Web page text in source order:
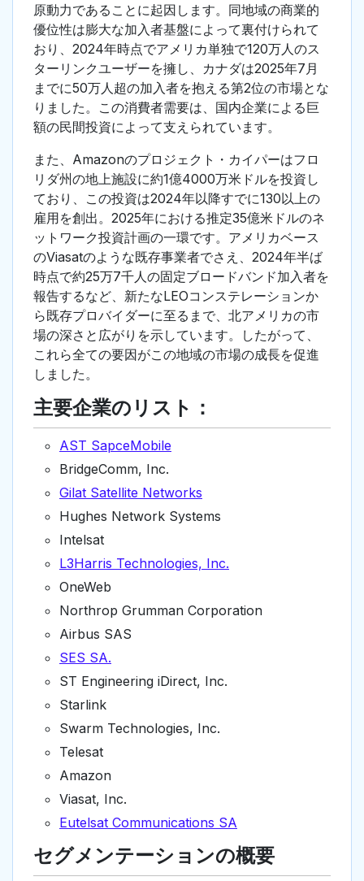
原動力であることに起因します。同地域の商業的
優位性は膨大な加入者基盤によって裏付けられて
おり、2024年時点でアメリカ単独で120万人のス
ターリンクユーザーを擁し、カナダは2025年7月
までに50万人超の加入者を抱える第2位の市場とな
りました。この消費者需要は、国内企業による巨
額の民間投資によって支えられています。
また、Amazonのプロジェクト・カイパーはフロ
リダ州の地上施設に約1億4000万米ドルを投資し
ており、この投資は2024年以降すでに130以上の
雇用を創出。2025年における推定35億米ドルのネ
ットワーク投資計画の一環です。アメリカベース
のViasatのような既存事業者でさえ、2024年半ば
時点で約25万7千人の固定ブロードバンド加入者を
報告するなど、新たなLEOコンステレーションか
ら既存プロバイダーに至るまで、北アメリカの市
場の深さと広がりを示しています。したがって、
これら全ての要因がこの地域の市場の成長を促進
しました。
主要企業のリスト：
AST SapceMobile
BridgeComm, Inc.
Gilat Satellite Networks
Hughes Network Systems
Intelsat
L3Harris Technologies, Inc.
OneWeb
Northrop Grumman Corporation
Airbus SAS
SES SA.
ST Engineering iDirect, Inc.
Starlink
Swarm Technologies, Inc.
Telesat
Amazon
Viasat, Inc.
Eutelsat Communications SA
セグメンテーションの概要